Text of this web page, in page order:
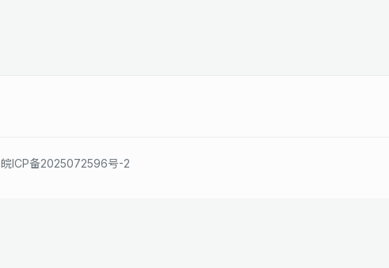
皖ICP备2025072596号-2